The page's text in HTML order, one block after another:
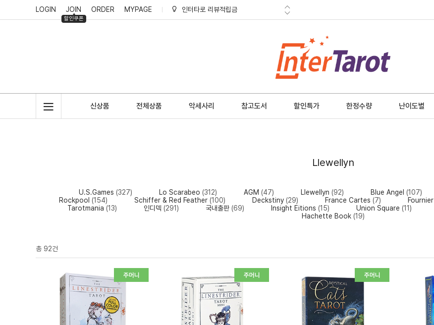
LOGIN JOIN
할인쿠폰
ORDER MYPAGE
인터타로 리뷰적립금
신상품 전체상품 악세사리 참고도서 할인특가 한정수량 난이도별
Llewellyn
U.S.Games (327) Lo Scarabeo (312) AGM (47) Llewellyn (92) Blue Angel (107)
Rockpool (154) Schiffer & Red Feather (100) Deckstiny (29) France Cartes (7) Fournier
Tarotmania (13) 인디덱 (291) 국내출판 (69) Insight Eitions (15) Union Square (11)
Hachette Book(19)
총 92건